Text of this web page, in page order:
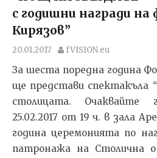
с годишни награди на
Кирязов”
20.01.2017 fVISION.eu
За шеста поредна година
ще представи спектакълa
столицата.
25.02.2017 от 19 ч. в зала
година церемонията по
патронажа на Столична